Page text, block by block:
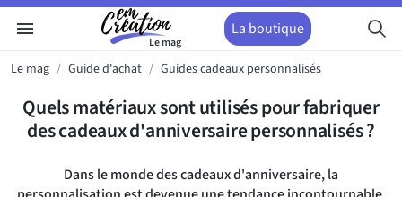
menu
Le mag
La boutique
Le mag Guide d'achat Guides cadeaux personnalisés
Quels matériaux sont utilisés pour fabriquer
des cadeaux d'anniversaire personnalisés ?
Dans le monde des cadeaux d'anniversaire, la